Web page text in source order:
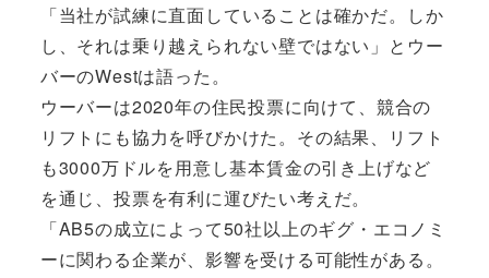
「当社が試練に直面していることは確かだ。しか
し、それは乗り越えられない壁ではない」とウー
バーのWestは語った。
ウーバーは2020年の住民投票に向けて、競合の
リフトにも協力を呼びかけた。その結果、リフト
も3000万ドルを用意し基本賃金の引き上げなど
を通じ、投票を有利に運びたい考えだ。
「AB5の成立によって50社以上のギグ・エコノミ
ーに関わる企業が、影響を受ける可能性がある。